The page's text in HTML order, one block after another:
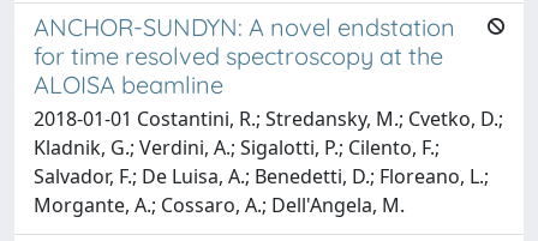
ANCHOR-SUNDYN: A novel endstation
for time resolved spectroscopy at the
ALOISA beamline
2018-01-01 Costantini, R.; Stredansky, M.; Cvetko, D.;
Kladnik, G.; Verdini, A.; Sigalotti, P.; Cilento, F.;
Salvador, F.; De Luisa, A.; Benedetti, D.; Floreano, L.;
Morgante, A.; Cossaro, A.; Dell'Angela, M.